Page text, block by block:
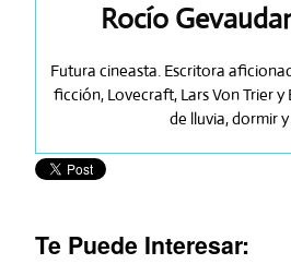
Rocío
Futura cineasta. Escritora
ficción, Lovecraft, Lars Von Trier y
de lluvia, dormir
Te Puede Interesar: